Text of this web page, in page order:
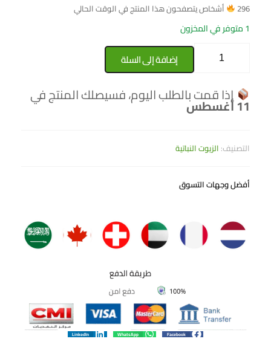
296 أشخاص يتصفحون هذا المنتج في الوقت الحالي
1 متوفر في المخزون
إضافة إلى السلة
إذا قمت بالطلب اليوم، فسيصلك المنتج في
11 أغسطس
التصنيف: الزيوت النباتية
أفضل وجهات التسوق
Facebook
WhatsApp
LinkedIn